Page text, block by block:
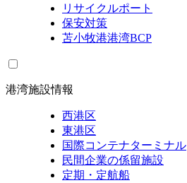
リサイクルポート
保安対策
苫小牧港港湾BCP
港湾施設情報
西港区
東港区
国際コンテナターミナル
民間企業の係留施設
定期・定航船